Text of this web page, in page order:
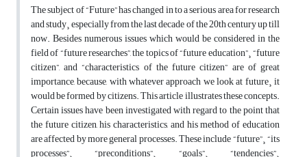
The subject of “Future” has changed in to a serious area for research
and study¸ especially from the last decade of the 20th century up till
now. Besides numerous issues which would be considered in the
field of “future researches”, the topics of “future education”¸ “future
citizen”, and “characteristics of the future citizen” are of great
importance, because, with whatever approach we look at future¸ it
would be formed by citizens. This article illustrates these concepts.
Certain issues have been investigated with regard to the point that
the future citizen, his characteristics, and his method of education
are affected by more general processes. These include “future”¸ “its